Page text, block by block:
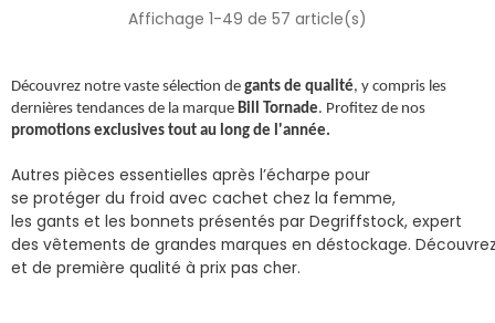
Affichage 1-49 de 57 article(s)
Découvrez notre vaste sélection de gants de qualité, y compris les
dernières tendances de la marque Bill Tornade. Profitez de nos
promotions exclusives tout au long de l'année.
Autres pièces essentielles après l’écharpe pour
se protéger du froid avec cachet chez la femme,
les gants et les bonnets présentés par Degriffstock, expert
des vêtements de grandes marques en déstockage.
et de première qualité à prix pas cher.